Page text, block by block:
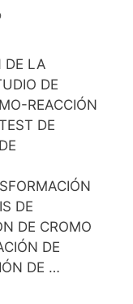
DE LA
DE
REACCIÓN
DE
DE
DE CROMO
DE
DE …